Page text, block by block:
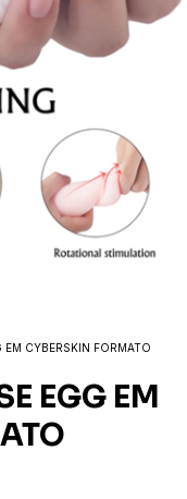
EM CYBERSKIN FORMATO
EGG EM